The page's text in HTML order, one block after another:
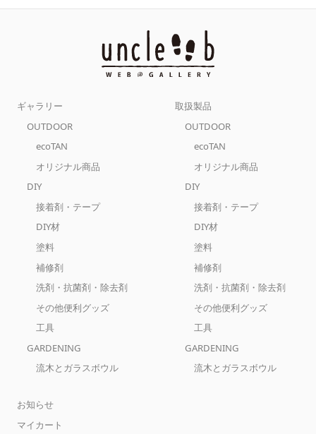
ギャラリー
OUTDOOR
ecoTAN
オリジナル商品
DIY
接着剤・テープ
DIY材
塗料
補修剤
洗剤・抗菌剤・除去剤
その他便利グッズ
工具
GARDENING
流木とガラスボウル
取扱製品
OUTDOOR
ecoTAN
オリジナル商品
DIY
接着剤・テープ
DIY材
塗料
補修剤
洗剤・抗菌剤・除去剤
その他便利グッズ
工具
GARDENING
流木とガラスボウル
お知らせ
マイカート